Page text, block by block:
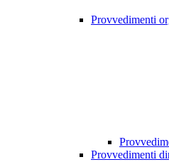
Provvedimenti
Provvedimenti